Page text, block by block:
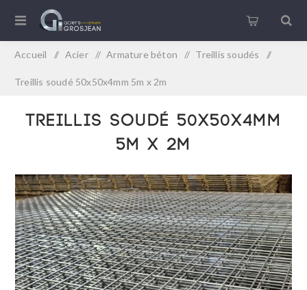
Accueil / Acier / Armature béton / Treillis soudés /
Treillis soudé 50x50x4mm 5m x 2m
Treillis soudé 50x50x4mm
5m x 2m